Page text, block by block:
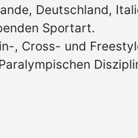
Deutschland,
Sportart.
, Cross- und